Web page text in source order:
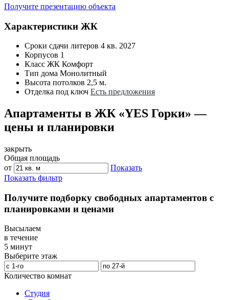
Получите презентацию объекта
Характеристики ЖК
Сроки сдачи литеров 4 кв. 2027
Корпусов 1
Класс ЖК Комфорт
Тип дома Монолитный
Высота потолков 2,5 м.
Отделка под ключ Есть предложения
Апартаменты в ЖК «YES Горки» —
цены и планировки
закрыть
Общая площадь
от
Показать
Показать фильтр
Получите подборку свободных апартаментов с
планировками и ценами
Высылаем
в течение
5 минут
Выберите этаж
Количество комнат
Студия